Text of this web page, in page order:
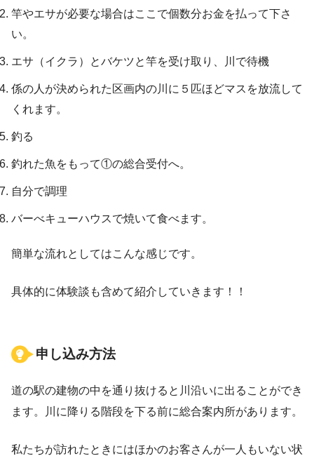
竿やエサが必要な場合はここで個数分お金を払って下さ
い。
エサ（イクラ）とバケツと竿を受け取り、川で待機
係の人が決められた区画内の川に５匹ほどマスを放流して
くれます。
釣る
釣れた魚をもって①の総合受付へ。
自分で調理
バーべキューハウスで焼いて食べます。
簡単な流れとしてはこんな感じです。
具体的に体験談も含めて紹介していきます！！
申し込み方法
道の駅の建物の中を通り抜けると川沿いに出ることができ
ます。川に降りる階段を下る前に総合案内所があります。
私たちが訪れたときにはほかのお客さんが一人もいない状